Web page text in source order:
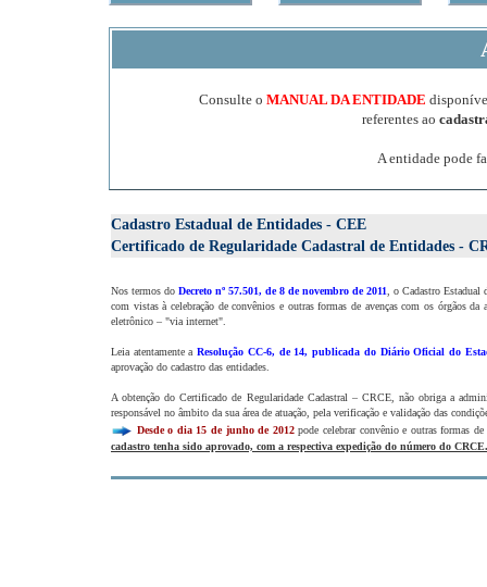
Consulte o MANUAL DA ENTIDADE
referentes ao
A entidade pode
Cadastro Estadual de Entidades - CEE
Certificado de Regularidade Cadastral de Entidades -
Nos termos do Decreto nº 57.501, de 8 de novembro de 2011 , o Cadastro
com vistas à celebração de convênios e outras formas de avenças com os órgãos
eletrônico – "via internet".
Leia atentamente aResolução CC-6, de 14, publicada do Diário Oficial do
aprovação do cadastro das entidades.
A obtenção do Certificado de Regularidade Cadastral – CRCE, não obriga a
responsável no âmbito da sua área de atuação, pela verificação e validação das
Desde o dia 15 de junho de 2012pode celebrar convênio e outras formas
cadastro tenha sido aprovado, com a respectiva expedição do número do CRCE.